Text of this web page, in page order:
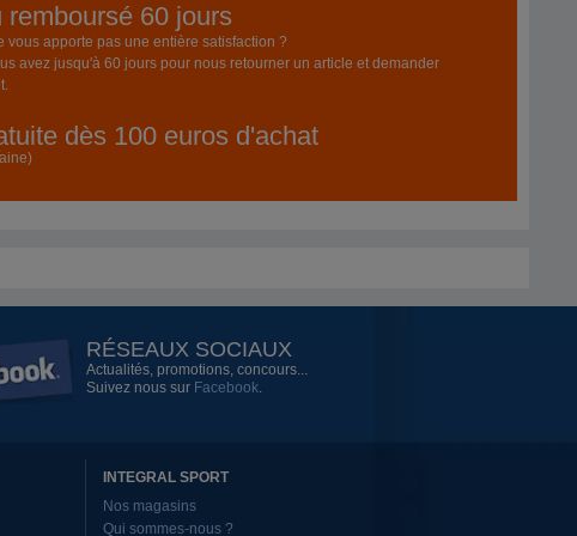
remboursé 60 jours
vous apporte pas une entière satisfaction ?
avez jusqu'à 60 jours pour nous retourner un article et demander
dès 100 euros d'achat
RÉSEAUX SOCIAUX
Actualités, promotions, concours...
Suivez nous sur Facebook.
INTEGRAL SPORT
Nos magasins
Qui sommes-nous ?